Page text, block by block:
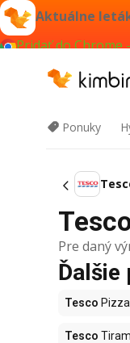
Aktuálne
Pridať do Chrome
Ponuky
Pre daný
Ďalšie
Tesco Pizza
Tesco